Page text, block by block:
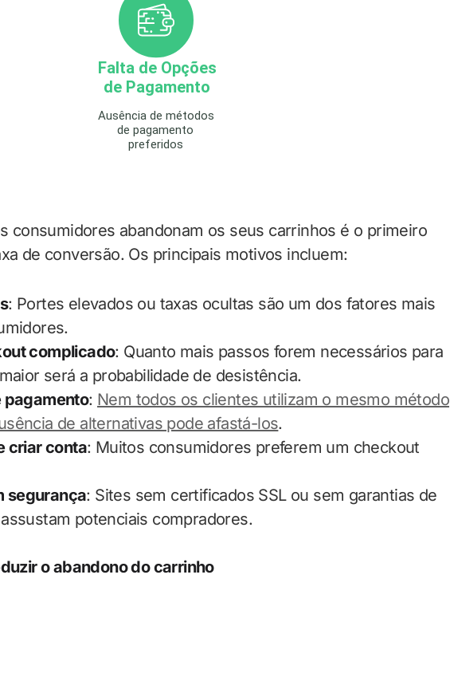
consumidores abandonam os seus carrinhos é o primeiro
de conversão. Os principais motivos incluem:
: Portes elevados ou taxas ocultas são um dos fatores mais
complicado: Quanto mais passos forem necessários para
será a probabilidade de desistência.
pagamento: Nem todos os clientes utilizam o mesmo método
de alternativas pode afastá-los.
criar conta: Muitos consumidores preferem um checkout
segurança: Sites sem certificados SSL ou sem garantias de
potenciais compradores.
o abandono do carrinho